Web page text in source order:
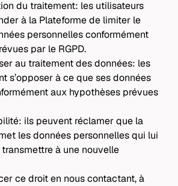
du traitement: les utilisateurs
à la Plateforme de limiter le
personnelles conformément
par le RGPD.
au traitement des données: les
s’opposer à ce que ses données
aux hypothèses prévues
ils peuvent réclamer que la
les données personnelles qui lui
à une nouvelle
ce droit en nous contactant, à